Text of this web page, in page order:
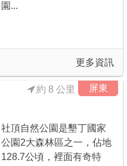
園...
更多資訊
屏東
約 8 公里
社頂自然公園是墾丁國家
公園2大森林區之一，佔地
128.7公頃，裡面有奇特